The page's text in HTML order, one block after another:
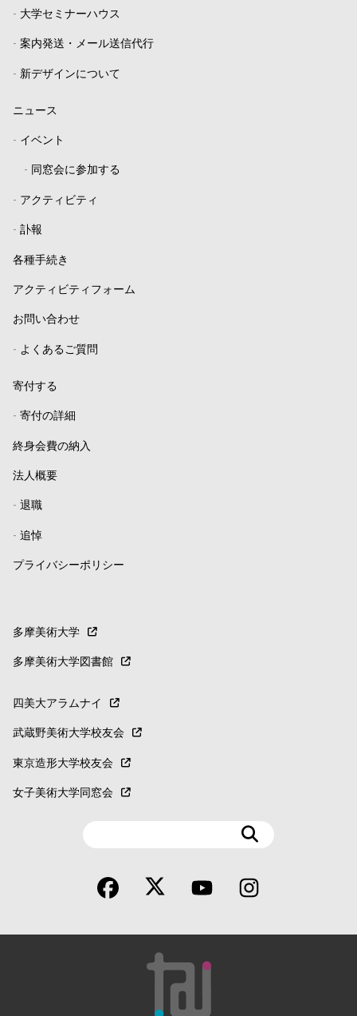
- 大学セミナーハウス
- 案内発送・メール送信代行
- 新デザインについて
ニュース
- イベント
- 同窓会に参加する
- アクティビティ
- 訃報
各種手続き
アクティビティフォーム
お問い合わせ
- よくあるご質問
寄付する
- 寄付の詳細
終身会費の納入
法人概要
- 退職
- 追悼
プライバシーポリシー
多摩美術大学
多摩美術大学図書館
四美大アラムナイ
武蔵野美術大学校友会
東京造形大学校友会
女子美術大学同窓会